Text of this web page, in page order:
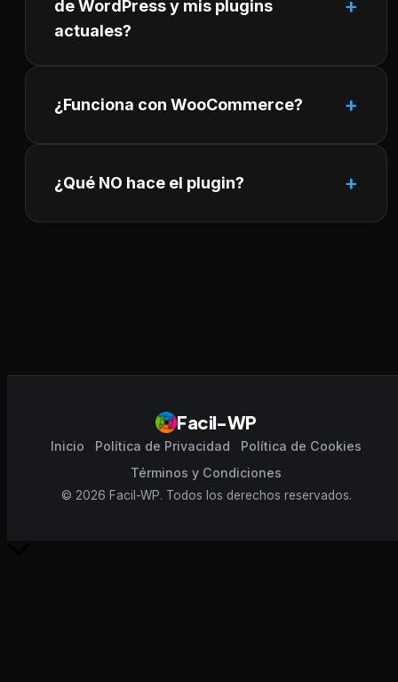
de WordPress y mis plugins
actuales?
¿Funciona con WooCommerce?
¿Qué NO hace el plugin?
Facil-WP
Inicio Política de Privacidad
Política de Cookies
Términos y Condiciones
© 2026 Facil-WP. Todos los derechos reservados.